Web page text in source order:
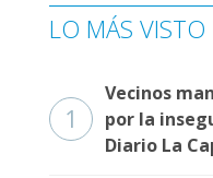
LO MÁS VISTO
1
Vecinos
por la
Diario La